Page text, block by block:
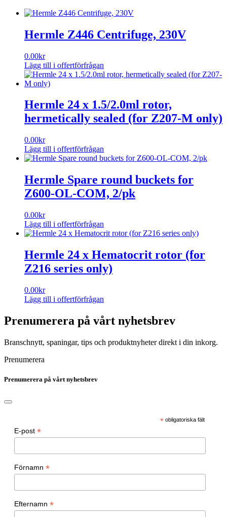
Hermle Z446 Centrifuge, 230V
0.00kr
Lägg till i offertförfrågan
Hermle 24 x 1.5/2.0ml rotor,
hermetically sealed (for Z207-M only)
0.00kr
Lägg till i offertförfrågan
Hermle Spare round buckets for
Z600-OL-COM, 2/pk
0.00kr
Lägg till i offertförfrågan
Hermle 24 x Hematocrit rotor (for
Z216 series only)
0.00kr
Lägg till i offertförfrågan
Prenumerera på vårt nyhetsbrev
Branschnytt, spaningar, tips och produktnyheter direkt i din inkorg.
Prenumerera
Prenumerera på vårt nyhetsbrev
* obligatoriska fält
E-post *
Förnamn *
Efternamn *